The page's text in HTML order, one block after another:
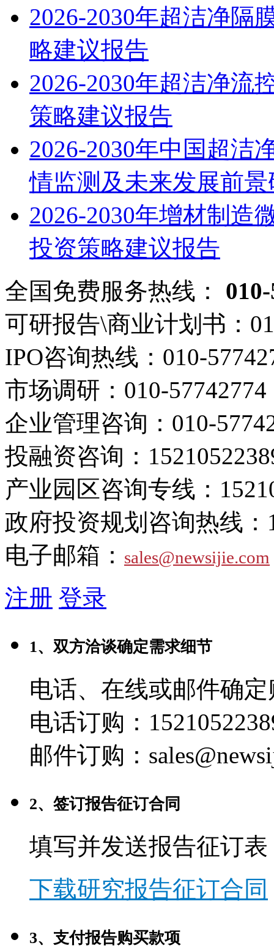
2026-2030年超洁净隔
略建议报告
2026-2030年超洁净流
策略建议报告
2026-2030年中国超洁
情监测及未来发展前
2026-2030年增材制造
投资策略建议报告
全国免费服务热线：
可研报告\商业计划书：
IPO咨询热线： 010-
市场调研： 010-57742774
企业管理咨询： 010-
投融资咨询：
产业园区咨询专线：
政府投资规划咨询热线：
电子邮箱： sales@newsijie.com
注册 登录
1、双方洽谈确定需求细节
电话、在线或邮件确
电话订购：
邮件订购：
2、签订报告征订合同
填写并发送报告征订表
下载研究报告征订合同
3、支付报告购买款项